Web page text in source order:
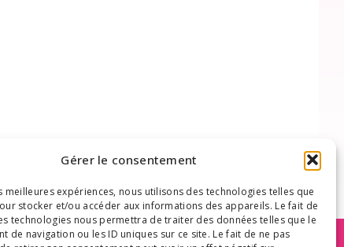
Gérer le consentement
meilleures expériences, nous utilisons des technologies telles que
stocker et/ou accéder aux informations des appareils. Le fait de
technologies nous permettra de traiter des données telles que le
de navigation ou les ID uniques sur ce site. Le fait de ne pas